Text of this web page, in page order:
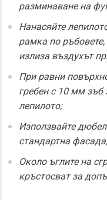
разминаване на
Нанасяйте
рамка по
излиза въздухът
При равни
гребен с 10 мм зъб
лепилото;
Използвайте
стандартна
Около ъглите на
кръстосват за